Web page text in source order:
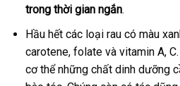
trong thời gian ngắn.
Hầu hết các loại rau có màu
carotene, folate và vitamin A,
cơ thể những chất dinh dưỡng